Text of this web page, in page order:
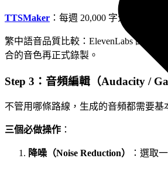
TTSMaker ：每週 20,000 字元配額，
繁中語音品質比較：ElevenLabs 的英
合的音色再正式錄製。
Step 3：音頻編輯（Audacity /
不管用哪條路線，生成的音頻都需要基
三個必做操作 ：
降噪（Noise Reduction） ：選取